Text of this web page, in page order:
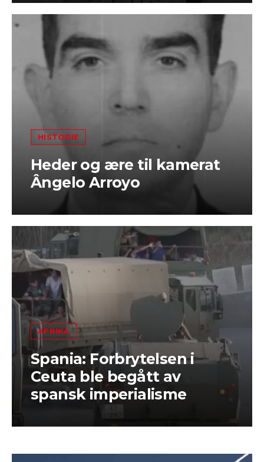
HISTORIE
Heder og ære til kamerat
Ângelo Arroyo
AFRIKA
Spania: Forbrytelsen i
Ceuta ble begått av
spansk imperialisme